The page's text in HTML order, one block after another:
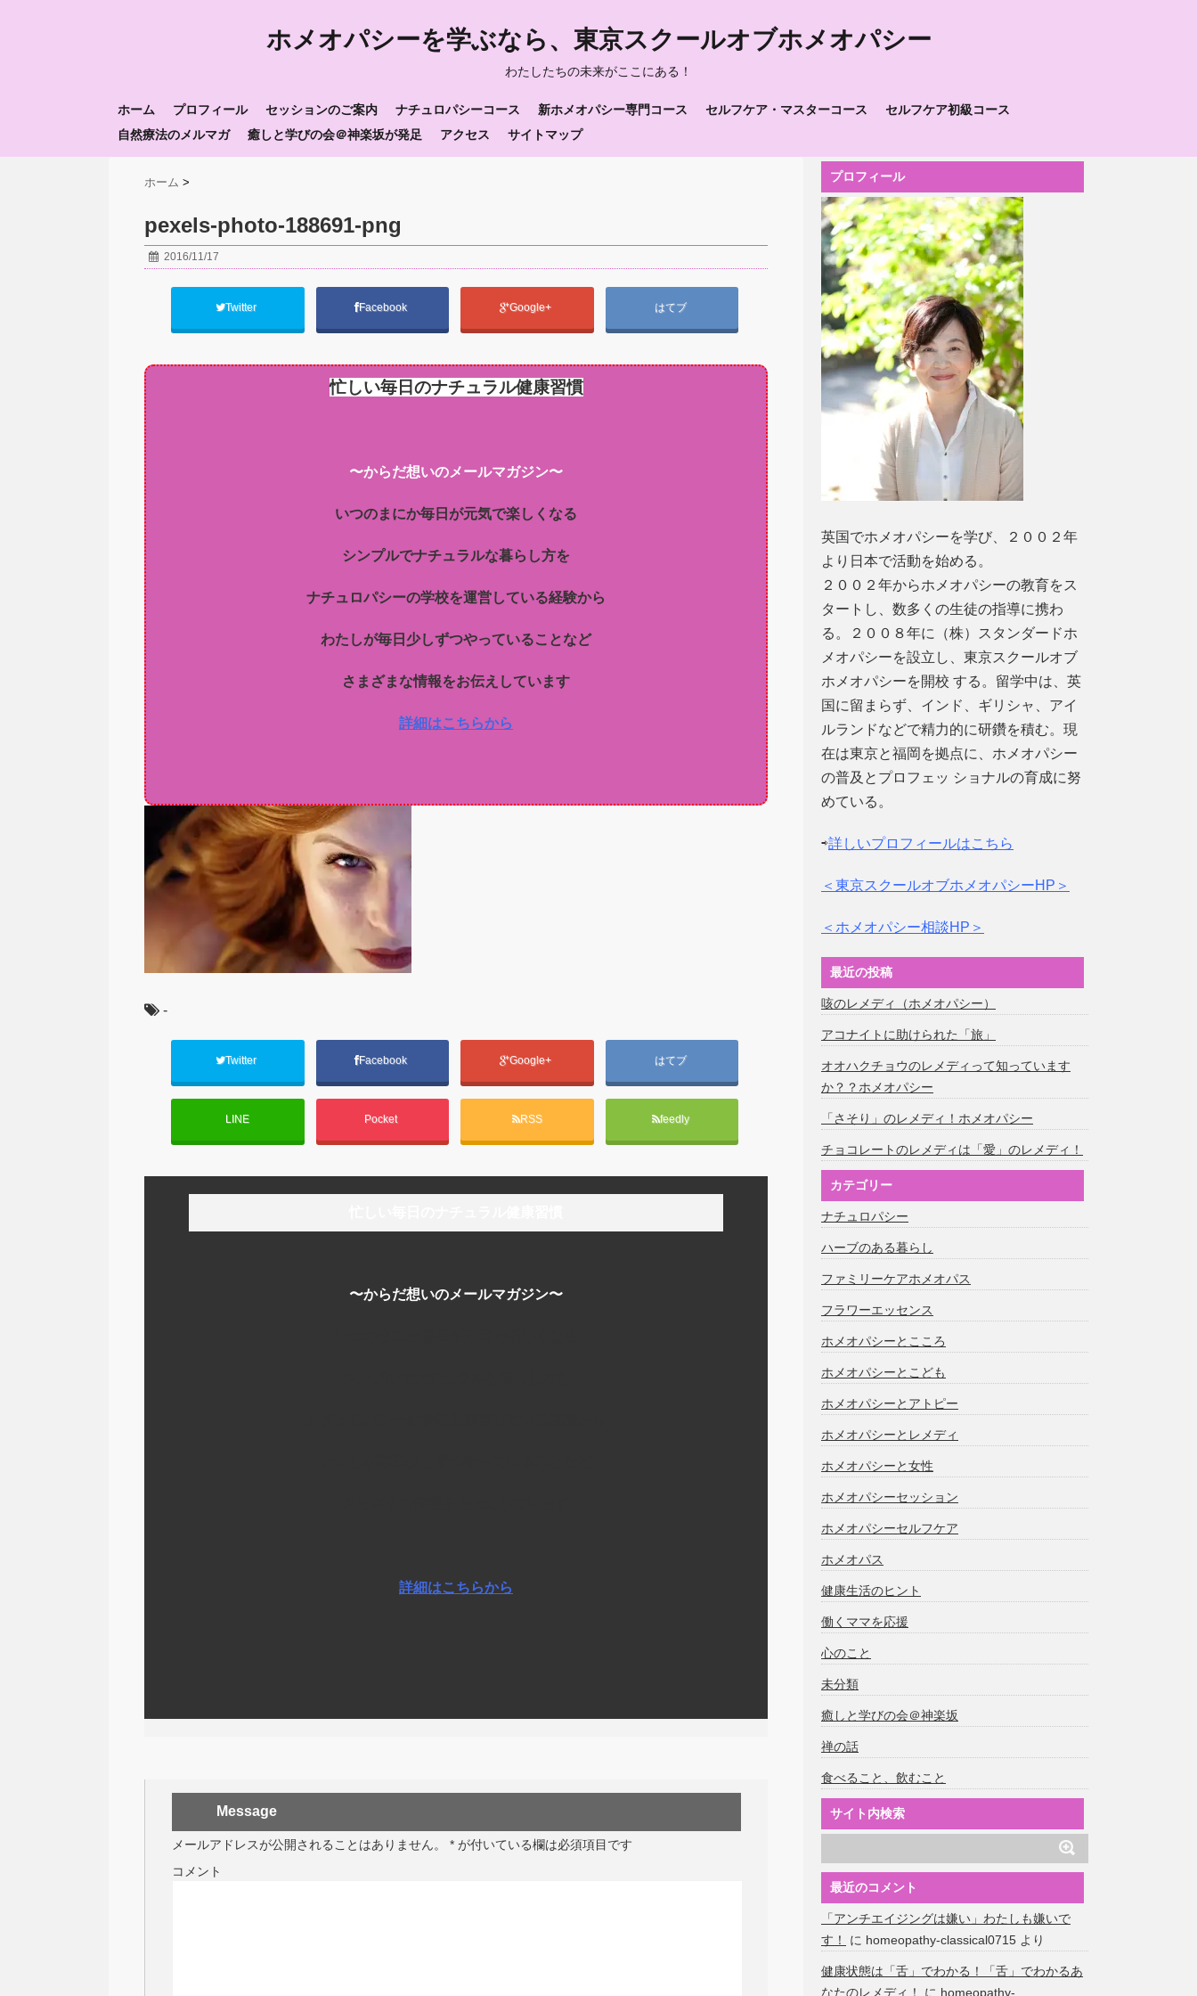
ホメオパシーを学ぶなら、東京スクールオブホメオパシー
わたしたちの未来がここにある！
ホーム プロフィール セッションのご案内 ナチュロパシーコース 新ホメオパシー専門コース セルフケア・マスターコース
セルフケア初級コース
自然療法のメルマガ
癒しと学びの会＠神楽坂が発足 アクセス サイトマップ
ホーム >
pexels-photo-188691-png
2016/11/17
Twitter Facebook Google+ はてブ
忙しい毎日のナチュラル健康習慣
〜からだ想いのメールマガジン〜
いつのまにか毎日が元気で楽しくなる
シンプルでナチュラルな暮らし方を
ナチュロパシーの学校を運営している経験から
わたしが毎日少しずつやっていることなど
さまざまな情報をお伝えしています
詳細はこちらから
-
Twitter Facebook Google+ はてブ
LINE Pocket RSS feedly
〜からだ想いのメールマガジン〜
詳細はこちらから
Message
メールアドレスが公開されることはありません。 * が付いている欄は必須項目です
コメント
プロフィール
英国でホメオパシーを学び、２００２年
より日本で活動を始める。
２００２年からホメオパシーの教育をス
タートし、数多くの生徒の指導に携わ
る。２００８年に（株）スタンダードホ
メオパシーを設立し、東京スクールオブ
ホメオパシーを開校 する。留学中は、英
国に留まらず、インド、ギリシャ、アイ
ルランドなどで精力的に研鑽を積む。現
在は東京と福岡を拠点に、ホメオパシー
の普及とプロフェッ ショナルの育成に努
めている。
⇨詳しいプロフィールはこちら
＜東京スクールオブホメオパシーHP＞
＜ホメオパシー相談HP＞
最近の投稿
咳のレメディ（ホメオパシー）
アコナイトに助けられた「旅」
オオハクチョウのレメディって知っています
か？？ホメオパシー
「さそり」のレメディ！ホメオパシー
チョコレートのレメディは「愛」のレメディ！
カテゴリー
ナチュロパシー
ハーブのある暮らし
ファミリーケアホメオパス
フラワーエッセンス
ホメオパシーとこころ
ホメオパシーとこども
ホメオパシーとアトピー
ホメオパシーとレメディ
ホメオパシーと女性
ホメオパシーセッション
ホメオパシーセルフケア
ホメオパス
健康生活のヒント
働くママを応援
心のこと
未分類
癒しと学びの会＠神楽坂
禅の話
食べること、飲むこと
サイト内検索
最近のコメント
「アンチエイジングは嫌い」わたしも嫌いで
す！
に homeopathy-classical0715 より
健康状態は「舌」でわかる！「舌」でわかるあ
なたのレメディ！
に homeopathy-